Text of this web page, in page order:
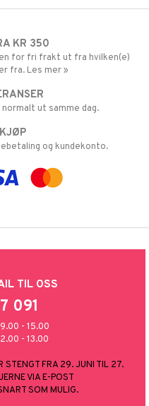
KR 350
for fri frakt ut fra hvilken(e)
fra. Les mer »
ut samme dag.
og kundekonto.
TIL OSS
091
- 15.00
- 13.00
STENGT FRA 29. JUNI TIL 27.
VIA E-POST
SOM MULIG.